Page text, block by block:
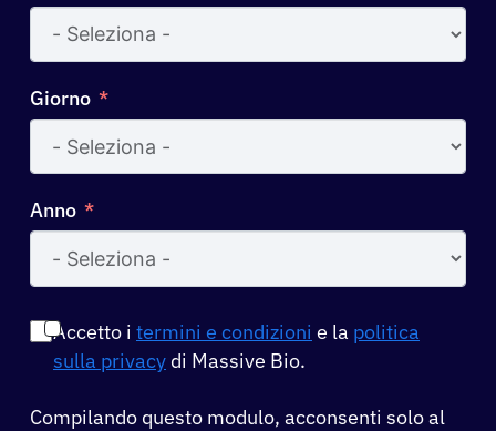
Giorno
Anno
Accetto i termini e condizioni e la politica
sulla privacy di Massive Bio.
Compilando questo modulo, acconsenti solo al